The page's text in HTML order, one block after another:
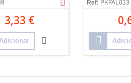
3,33 €
Ref: PKFAL013